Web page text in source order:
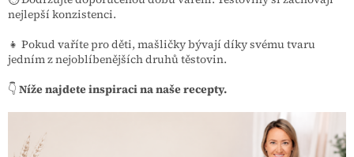
nejlepší konzistenci.
👧 Pokud vaříte pro děti, mašličky bývají díky svému tvaru
jedním z nejoblíbenějších druhů těstovin.
👇 Níže najdete inspiraci na naše recepty.